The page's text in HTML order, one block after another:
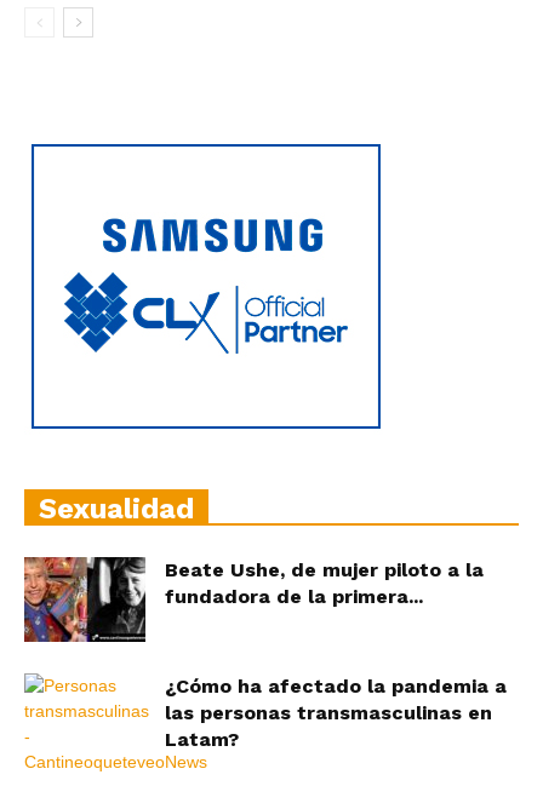
Sexualidad
Beate Ushe, de mujer piloto a la
fundadora de la primera...
¿Cómo ha afectado la pandemia a
las personas transmasculinas en
Latam?